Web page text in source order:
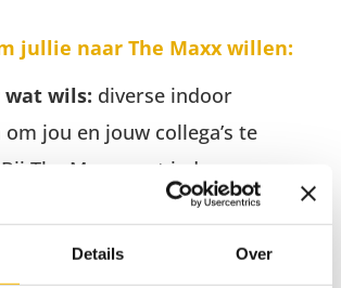
Details Over
jullie naar The Maxx willen:
wat wils: diverse indoor
jou en jouw collega’s te
Bij The Maxx gaat iedereen voor
of je nu met twee of
bent, er is van alles te
voor jou en je collega’s